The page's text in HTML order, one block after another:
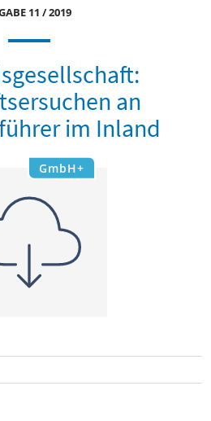
11 / 2019
an
im Inland
GmbH+